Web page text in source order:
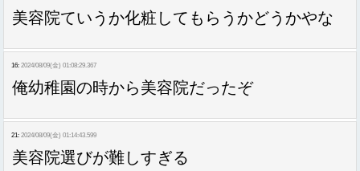
美容院ていうか化粧してもらうかどうかやな
16: 2024/08/09(金) 01:08:29.367
俺幼稚園の時から美容院だったぞ
21: 2024/08/09(金) 01:14:43.599
美容院選びが難しすぎる